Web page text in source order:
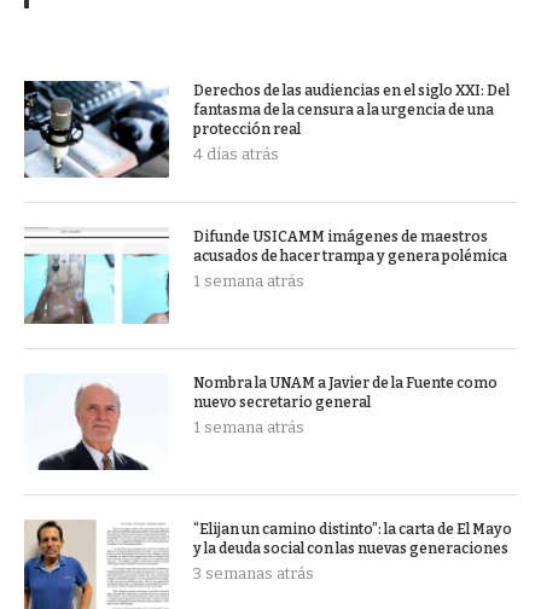
Derechos de las audiencias en el siglo XXI: Del
fantasma de la censura a la urgencia de una
protección real
4 días atrás
Difunde USICAMM imágenes de maestros
acusados de hacer trampa y genera polémica
1 semana atrás
Nombra la UNAM a Javier de la Fuente como
nuevo secretario general
1 semana atrás
“Elijan un camino distinto”: la carta de El Mayo
y la deuda social con las nuevas generaciones
3 semanas atrás